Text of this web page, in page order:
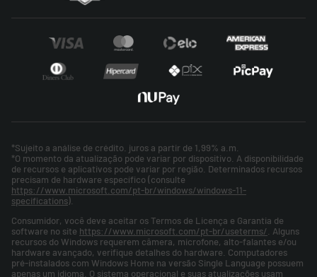
*Sujeito a análise de crédito. juros a partir de 1,99% a.m.
*O momento da atualização pode variar por dispositivo. A disponibilidade
de recursos e aplicativos pode variar por região. Determinados recursos
precisam de hardware específico (consulte
https://www.microsoft.com/pt-br/windows/windows-11-
specifications).
Consumidor, você deve aceitar os Termos de Licença e Garantia de
software no site https://www.microsoft.com/pt-br/useterms/. Alguns
recursos do Windows requerem câmera, microfone, alto-falantes e/ou
hardware avançado, verifique detalhes do hardware. Computadores
pré-instalados com Windows Home na versão Single Language possuem
apenas um idioma. O sistema operacional e suas atualizações usam